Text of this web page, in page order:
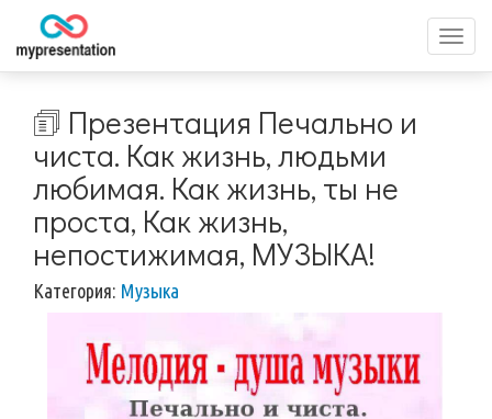
меню
🗊 Презентация Печально и
чиста. Как жизнь, людьми
любимая. Как жизнь, ты не
проста, Как жизнь,
непостижимая, МУЗЫКА!
Категория: Музыка